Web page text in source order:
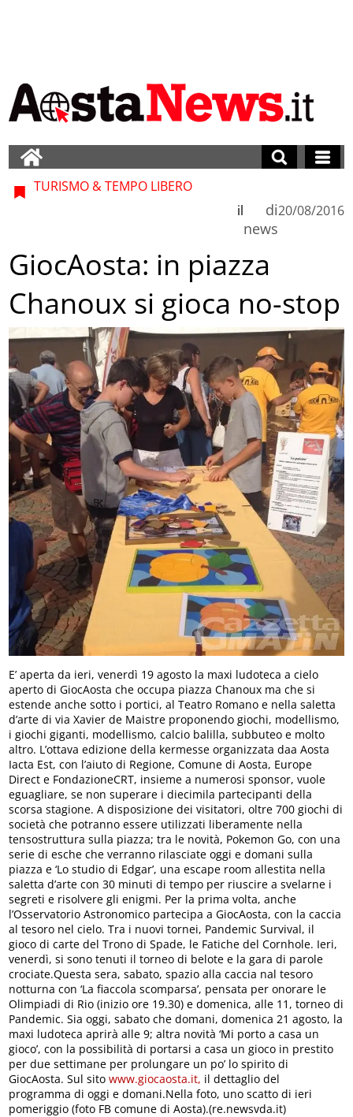
TURISMO & TEMPO LIBERO
di
news
il 20/08/2016
GiocAosta: in piazza
Chanoux si gioca no-stop
E’ aperta da ieri, venerdì 19 agosto la maxi ludoteca a cielo
aperto di GiocAosta che occupa piazza Chanoux ma che si
estende anche sotto i portici, al Teatro Romano e nella saletta
d’arte di via Xavier de Maistre proponendo giochi, modellismo,
i giochi giganti, modellismo, calcio balilla, subbuteo e molto
altro. L’ottava edizione della kermesse organizzata daa Aosta
Iacta Est, con l’aiuto di Regione, Comune di Aosta, Europe
Direct e FondazioneCRT, insieme a numerosi sponsor, vuole
eguagliare, se non superare i diecimila partecipanti della
scorsa stagione. A disposizione dei visitatori, oltre 700 giochi di
società che potranno essere utilizzati liberamente nella
tensostruttura sulla piazza; tra le novità, Pokemon Go, con una
serie di esche che verranno rilasciate oggi e domani sulla
piazza e ‘Lo studio di Edgar’, una escape room allestita nella
saletta d’arte con 30 minuti di tempo per riuscire a svelarne i
segreti e risolvere gli enigmi. Per la prima volta, anche
l’Osservatorio Astronomico partecipa a GiocAosta, con la caccia
al tesoro nel cielo. Tra i nuovi tornei, Pandemic Survival, il
gioco di carte del Trono di Spade, le Fatiche del Cornhole. Ieri,
venerdì, si sono tenuti il torneo di belote e la gara di parole
crociate.Questa sera, sabato, spazio alla caccia nal tesoro
notturna con ‘La fiaccola scomparsa’, pensata per onorare le
Olimpiadi di Rio (inizio ore 19.30) e domenica, alle 11, torneo di
Pandemic. Sia oggi, sabato che domani, domenica 21 agosto, la
maxi ludoteca aprirà alle 9; altra novità ‘Mi porto a casa un
gioco’, con la possibilità di portarsi a casa un gioco in prestito
per due settimane per prolungare un po’ lo spirito di
GiocAosta. Sul sitowww.giocaosta.it, il dettaglio del
programma di oggi e domani.Nella foto, uno scatto di ieri
pomeriggio (foto FB comune di Aosta).(re.newsvda.it)